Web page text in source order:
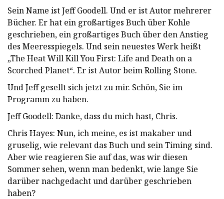
Sein Name ist Jeff Goodell. Und er ist Autor mehrerer
Bücher. Er hat ein großartiges Buch über Kohle
geschrieben, ein großartiges Buch über den Anstieg
des Meeresspiegels. Und sein neuestes Werk heißt
„The Heat Will Kill You First: Life and Death on a
Scorched Planet“. Er ist Autor beim Rolling Stone.
Und Jeff gesellt sich jetzt zu mir. Schön, Sie im
Programm zu haben.
Jeff Goodell: Danke, dass du mich hast, Chris.
Chris Hayes: Nun, ich meine, es ist makaber und
gruselig, wie relevant das Buch und sein Timing sind.
Aber wie reagieren Sie auf das, was wir diesen
Sommer sehen, wenn man bedenkt, wie lange Sie
darüber nachgedacht und darüber geschrieben
haben?